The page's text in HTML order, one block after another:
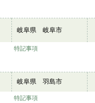
岐阜県 岐阜市
特記事項
岐阜県 羽島市
特記事項